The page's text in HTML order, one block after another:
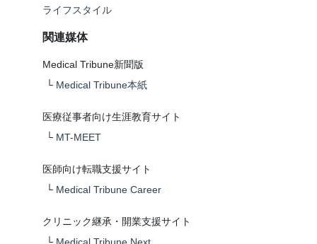
ライフスタイル
関連媒体
Medical Tribune新聞版
└ Medical Tribune本紙
医療従事者向け生涯教育サイト
└ MT-MEET
医師向け転職支援サイト
└ Medical Tribune Career
クリニック継承・開業支援サイト